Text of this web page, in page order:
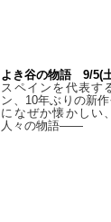
よき谷の物語 9/5(
スペインを代表す
ン、10年ぶりの新
になぜか懐かしい
人々の物語――